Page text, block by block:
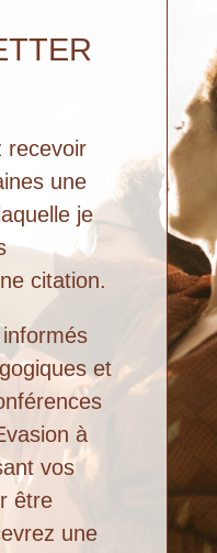
recevoir
une
je
citation.
et
à
vos
être
une